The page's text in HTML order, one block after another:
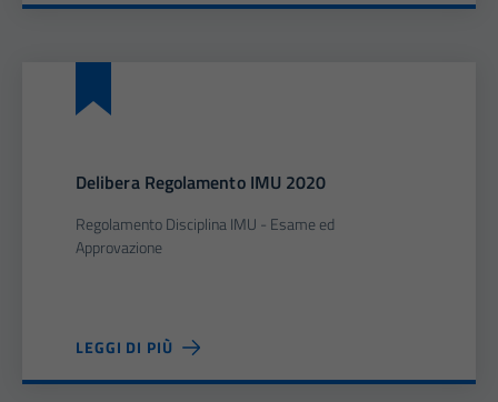
Delibera Regolamento IMU 2020
Regolamento Disciplina IMU - Esame ed
Approvazione
LEGGI DI PIÙ